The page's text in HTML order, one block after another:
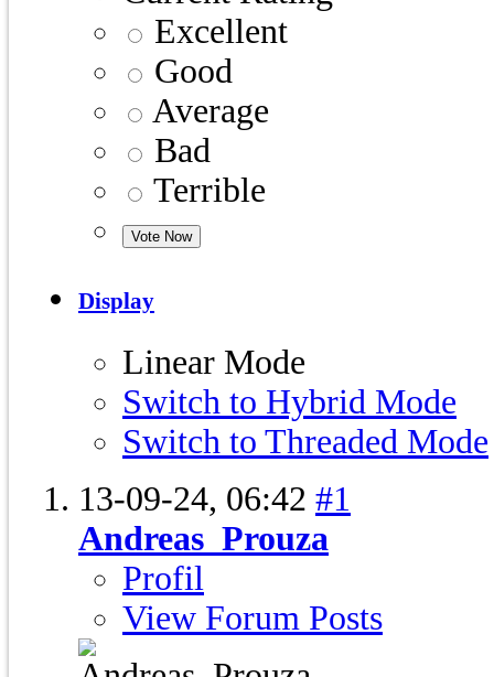
Excellent
Good
Average
Bad
Terrible
Display
Linear Mode
Switch to Hybrid Mode
Switch to Threaded Mode
13-09-24, 06:42 #1
Andreas_Prouza
Profil
View Forum Posts